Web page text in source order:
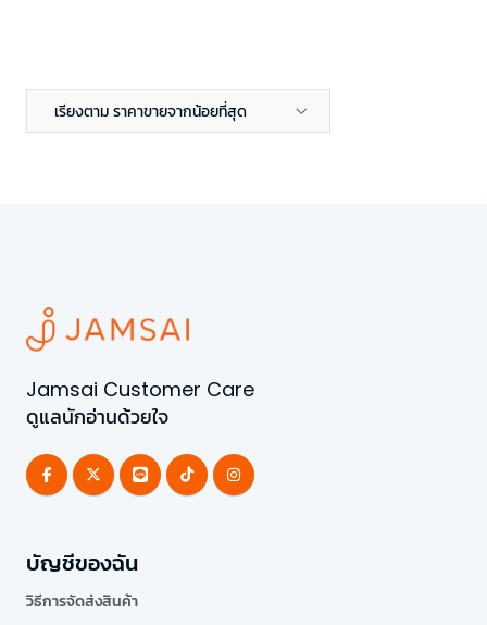
เรียงตาม ราคาขายจากน้อยที่สุด
Jamsai Customer Care
ดูแลนักอ่านด้วยใจ
บัญชีของฉัน
วิธีการจัดส่งสินค้า